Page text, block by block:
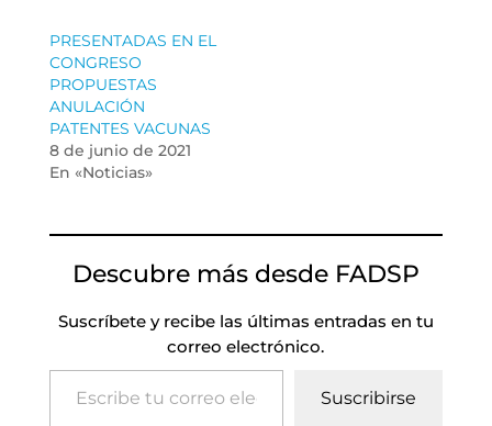
PRESENTADAS EN EL
CONGRESO
PROPUESTAS
ANULACIÓN
PATENTES VACUNAS
8 de junio de 2021
En «Noticias»
Descubre más desde FADSP
Suscríbete y recibe las últimas entradas en tu
correo electrónico.
Escribe tu correo electrónico…
Suscribirse